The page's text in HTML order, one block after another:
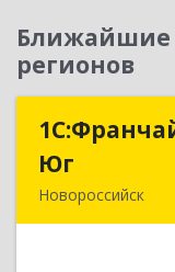
Ближайшие
регионов
Юг
Новороссийск